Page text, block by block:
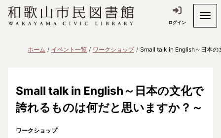
ログイン
ホーム イベント一覧 ワークショップ Small talk in English～日本の
Small talk in English～日本の文化で
誇れるものは何だと思いますか？～
ワークショップ